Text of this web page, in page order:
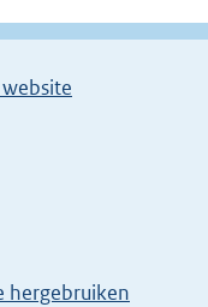
hergebruiken